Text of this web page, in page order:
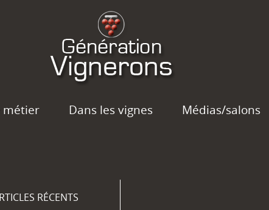
métier Dans les vignes Médias/salons
RÉCENTS